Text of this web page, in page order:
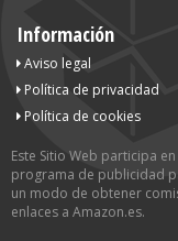
Información
Aviso legal
Política de privacidad
Política de cookies
Este Sitio Web participa
programa de publicidad
un modo de obtener
enlaces a Amazon.es.